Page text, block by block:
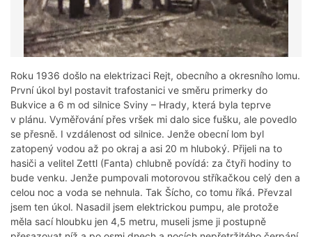
Roku 1936 došlo na elektrizaci Rejt, obecního a okresního lomu.
První úkol byl postavit trafostanici ve směru primerky do
Bukvice a 6 m od silnice Sviny – Hrady, která byla teprve
v plánu. Vyměřování přes vršek mi dalo sice fušku, ale povedlo
se přesně. I vzdálenost od silnice. Jenže obecní lom byl
zatopený vodou až po okraj a asi 20 m hluboký. Přijeli na to
hasiči a velitel Zettl (Fanta) chlubně povídá: za čtyři hodiny to
bude venku. Jenže pumpovali motorovou stříkačkou celý den a
celou noc a voda se nehnula. Tak Šícho, co tomu říká. Převzal
jsem ten úkol. Nasadil jsem elektrickou pumpu, ale protože
měla sací hloubku jen 4,5 metru, museli jsme ji postupně